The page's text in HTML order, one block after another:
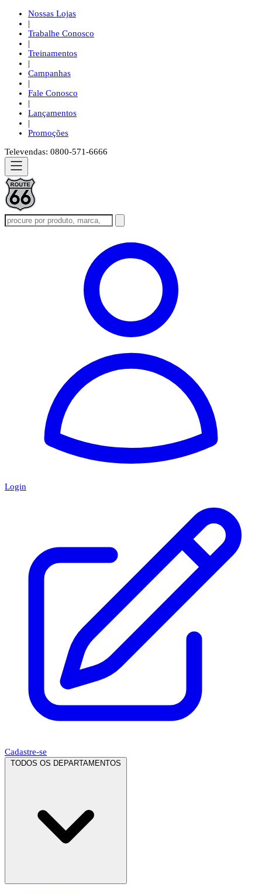
Nossas Lojas
|
Trabalhe Conosco
|
Treinamentos
|
Campanhas
|
Fale Conosco
|
Lançamentos
|
Promoções
Televendas: 0800-571-6666
Login
Cadastre-se
TODOS OS DEPARTAMENTOS